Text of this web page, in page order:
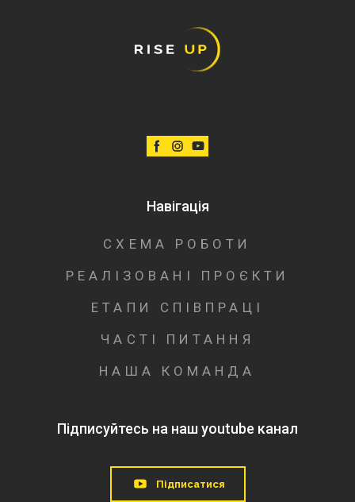
Навігація
СХЕМА РОБОТИ
РЕАЛІЗОВАНІ ПРОЄКТИ
ЕТАПИ СПІВПРАЦІ
ЧАСТІ ПИТАННЯ
НАША КОМАНДА
Підписуйтесь на наш youtube канал
Підписатися